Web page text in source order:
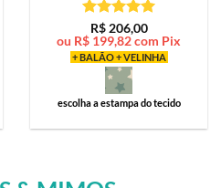
Avaliação5
de 5
R$206,00
ou R$ 199,82com Pix
+ BALÃO + VELINHA
escolha a estampa do tecido